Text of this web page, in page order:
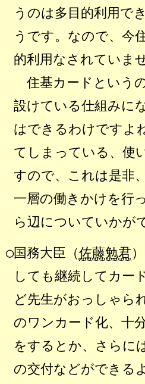
うのは多目的利用で
うです。なので、今
的利用なされていま
住基カードという
設けている仕組みに
はできるわけですよ
てしまっている、使
すので、これは是非
一層の働きかけを行
ら辺についていかが
○国務大臣（佐藤勉君
しても継続してカー
ど先生がおっしゃら
のワンカード化、十
をするとか、さらに
の交付などができる